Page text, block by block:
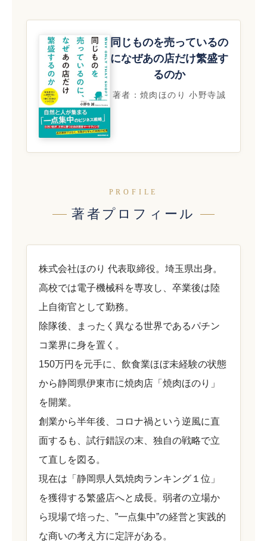
同じものを売っているの
になぜあの店だけ繁盛す
るのか
著者：焼肉ほのり 小野寺誠
PROFILE
著者プロフィール
株式会社ほのり 代表取締役。埼玉県出身。
高校では電子機械科を専攻し、卒業後は陸
上自衛官として勤務。
除隊後、まったく異なる世界であるパチン
コ業界に身を置く。
150万円を元手に、飲食業ほぼ未経験の状態
から静岡県伊東市に焼肉店「焼肉ほのり」
を開業。
創業から半年後、コロナ禍という逆風に直
面するも、試行錯誤の末、独自の戦略で立
て直しを図る。
現在は「静岡県人気焼肉ランキング１位」
を獲得する繁盛店へと成長。弱者の立場か
ら現場で培った、”一点集中”の経営と実践的
な商いの考え方に定評がある。